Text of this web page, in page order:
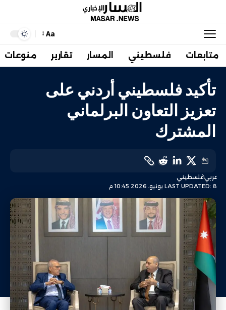
Aa
متابعات فلسطيني المسار تقارير منوعات
تأكيد فلسطيني أردني على
تعزيز التعاون البرلماني
المشترك
LAST UPDATED: 8 يونيو، 2026 10:45 م
عربيفلسطيني